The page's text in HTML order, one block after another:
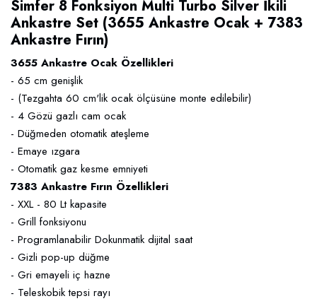
Simfer 8 Fonksiyon Multi Turbo Silver İkili
Ankastre Set (3655 Ankastre Ocak + 7383
Ankastre Fırın)
3655 Ankastre Ocak Özellikleri
- 65 cm genişlik
- (Tezgahta 60 cm'lik ocak ölçüsüne monte edilebilir)
- 4 Gözü gazlı cam ocak
- Düğmeden otomatik ateşleme
- Emaye ızgara
- Otomatik gaz kesme emniyeti
7383 Ankastre Fırın Özellikleri
- XXL - 80 Lt kapasite
- Grill fonksiyonu
- Programlanabilir Dokunmatik dijital saat
- Gizli pop-up düğme
- Gri emayeli iç hazne
- Teleskobik tepsi rayı